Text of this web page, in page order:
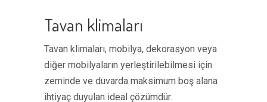
Tavan klimaları
Tavan klimaları, mobilya, dekorasyon veya
diğer mobilyaların yerleştirilebilmesi için
zeminde ve duvarda maksimum boş alana
ihtiyaç duyulan ideal çözümdür.